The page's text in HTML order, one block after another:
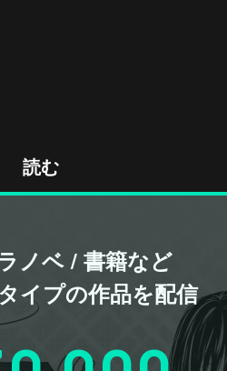
読む
ノベ / 書籍など
イプの作品を配信